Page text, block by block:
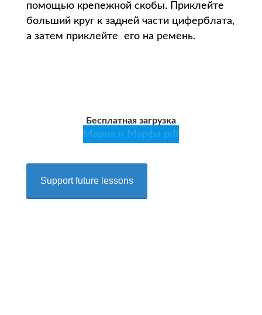
помощью крепежной скобы. Приклейте
больший круг к задней части циферблата,
а затем приклейте его на ремень.
Бесплатная загрузка
Мария и Марфа pdf
Support future lessons